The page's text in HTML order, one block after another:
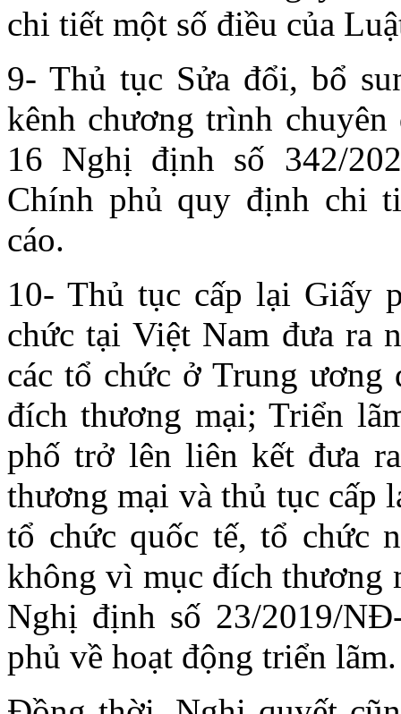
chi tiết một số điều của
9- Thủ tục Sửa đổi, bổ
kênh chương trình
16 Nghị định số 342/
Chính phủ quy định chi
cáo.
10- Thủ tục cấp lại Giấy
chức tại Việt Nam đưa ra
các tổ chức ở Trung
đích thương mại; Triển
phố trở lên liên kết đưa
thương mại và thủ tục cấp
tổ chức quốc tế, tổ chức
không vì mục đích thương
Nghị định số 23/2019/
phủ về hoạt động triển lãm.